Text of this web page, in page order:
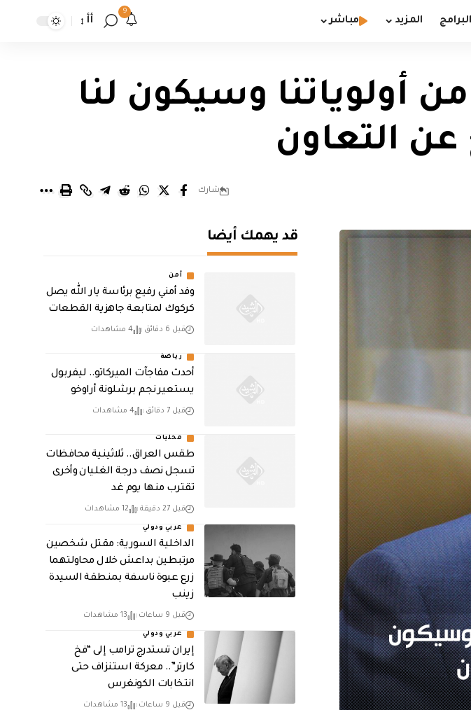
البرامج المزيد مباشر
9
أأ
أولوياتنا وسيكون لنا
التعاون
شارك
قد يهمك أيضا
أمن
وفد أمني رفيع برئاسة يار الله يصل
كركوك لمتابعة جاهزية القطعات
قبل 6 دقائق 4 مشاهدات
رياضة
أحدث مفاجآت الميركاتو.. ليفربول
يستعير نجم برشلونة أراوخو
قبل 7 دقائق 4 مشاهدات
محليات
طقس العراق.. ثلاثينية محافظات
تسجل نصف درجة الغليان وأخرى
تقترب منها يوم غد
قبل 27 دقيقة 12 مشاهدات
عربي ودولي
الداخلية السورية: مقتل شخصين
مرتبطين بداعش خلال محاولتهما
زرع عبوة ناسفة بمنطقة السيدة
زينب
قبل 9 ساعات 13 مشاهدات
عربي ودولي
إيران تستدرج ترامب إلى “فخ
كارتر”.. معركة استنزاف حتى
انتخابات الكونغرس
قبل 9 ساعات 13 مشاهدات